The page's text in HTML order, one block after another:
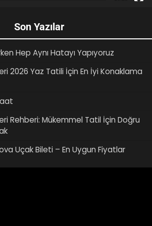
Son Yazılar
Hep Aynı Hatayı Yapıyoruz
2026 Yaz Tatili İçin En İyi Konaklama
Rehberi: Mükemmel Tatil İçin Doğru
Uçak Bileti – En Uygun Fiyatlar